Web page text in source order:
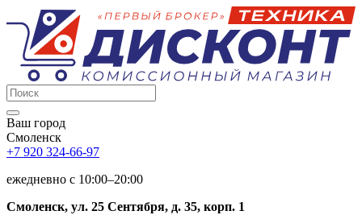
Ваш город
Смоленск
+7 920 324-66-97
ежедневно c 10:00–20:00
Смоленск, ул. 25 Сентября, д. 35, корп. 1